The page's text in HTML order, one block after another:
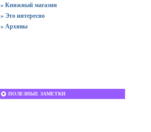
» Книжный магазин
» Это интересно
» Архивы
ПОЛЕЗНЫЕ ЗАМЕТКИ